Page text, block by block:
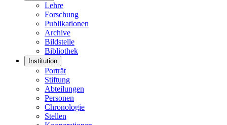
Lehre
Forschung
Publikationen
Archive
Bildstelle
Bibliothek
Institution
Porträt
Stiftung
Abteilungen
Personen
Chronologie
Stellen